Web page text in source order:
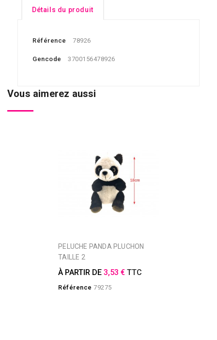
Détails du produit
Référence 78926
Gencode 3700156478926
Vous aimerez aussi
PELUCHE PANDA PLUCHON
TAILLE 2
À PARTIR DE3,53 € TTC
Référence 79275